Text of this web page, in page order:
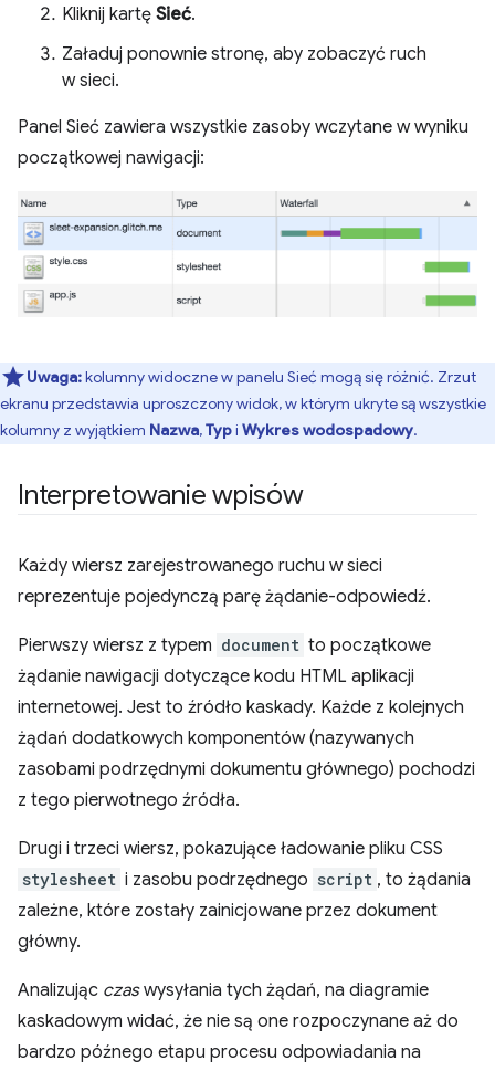
Kliknij kartę Sieć.
Załaduj ponownie stronę, aby zobaczyć ruch
w sieci.
Panel Sieć zawiera wszystkie zasoby wczytane w wyniku
początkowej nawigacji:
Uwaga:kolumny widoczne w panelu Sieć mogą się różnić. Zrzut
ekranu przedstawia uproszczony widok, w którym ukryte są wszystkie
kolumny z wyjątkiem Nazwa,Typi Wykres wodospadowy.
Interpretowanie wpisów
Każdy wiersz zarejestrowanego ruchu w sieci
reprezentuje pojedynczą parę żądanie-odpowiedź.
Pierwszy wiersz z typem document to początkowe
żądanie nawigacji dotyczące kodu HTML aplikacji
internetowej. Jest to źródło kaskady. Każde z kolejnych
żądań dodatkowych komponentów (nazywanych
zasobami podrzędnymi dokumentu głównego) pochodzi
z tego pierwotnego źródła.
Drugi i trzeci wiersz, pokazujące ładowanie pliku CSS
stylesheet i zasobu podrzędnego script , to żądania
zależne, które zostały zainicjowane przez dokument
główny.
Analizując czaswysyłania tych żądań, na diagramie
kaskadowym widać, że nie są one rozpoczynane aż do
bardzo późnego etapu procesu odpowiadania na